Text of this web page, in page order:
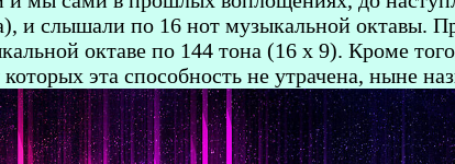
и слышали по 16 нот музыкальной октавы.
октаве по 144 тона (16 х 9). Кроме
эта способность не утрачена, ныне